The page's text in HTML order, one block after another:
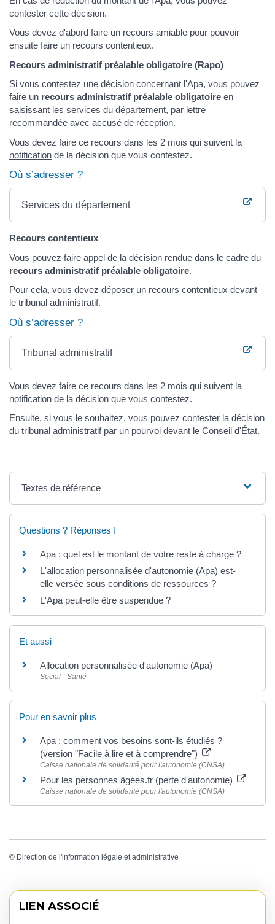
contester cette décision.
Vous devez d'abord faire un recours amiable pour pouvoir
ensuite faire un recours contentieux.
Recours administratif préalable obligatoire (Rapo)
Si vous contestez une décision concernant l'Apa, vous pouvez
faire un recours administratif préalable obligatoire en
saisissant les services du département, par lettre
recommandée avec accusé de réception.
Vous devez faire ce recours dans les 2 mois qui suivent la
notification de la décision que vous contestez.
Où s’adresser ?
Services du département
Recours contentieux
Vous pouvez faire appel de la décision rendue dans le cadre du
recours administratif préalable obligatoire.
Pour cela, vous devez déposer un recours contentieux devant
le tribunal administratif.
Où s’adresser ?
Tribunal administratif
Vous devez faire ce recours dans les 2 mois qui suivent la
notification de la décision que vous contestez.
Ensuite, si vous le souhaitez, vous pouvez contester la décision
du tribunal administratif par un pourvoi devant le Conseil d'État.
Textes de référence
Questions ? Réponses !
Apa : quel est le montant de votre reste à charge ?
L'allocation personnalisée d'autonomie (Apa) est-
elle versée sous conditions de ressources ?
L'Apa peut-elle être suspendue ?
Et aussi
Allocation personnalisée d'autonomie (Apa)
Social - Santé
Pour en savoir plus
Apa : comment vos besoins sont-ils étudiés ?
(version "Facile à lire et à comprendre")
Caisse nationale de solidarité pour l'autonomie (CNSA)
Pour les personnes âgées.fr (perte d'autonomie)
Caisse nationale de solidarité pour l'autonomie (CNSA)
© Direction de l'information légale et administrative
LIEN ASSOCIÉ